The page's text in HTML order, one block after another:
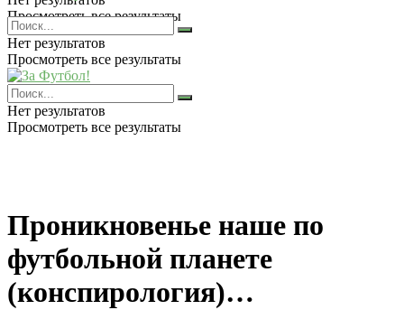
Просмотреть все результаты
Нет результатов
Просмотреть все результаты
Нет результатов
Просмотреть все результаты
Проникновенье наше по
футбольной планете
(конспирология)…